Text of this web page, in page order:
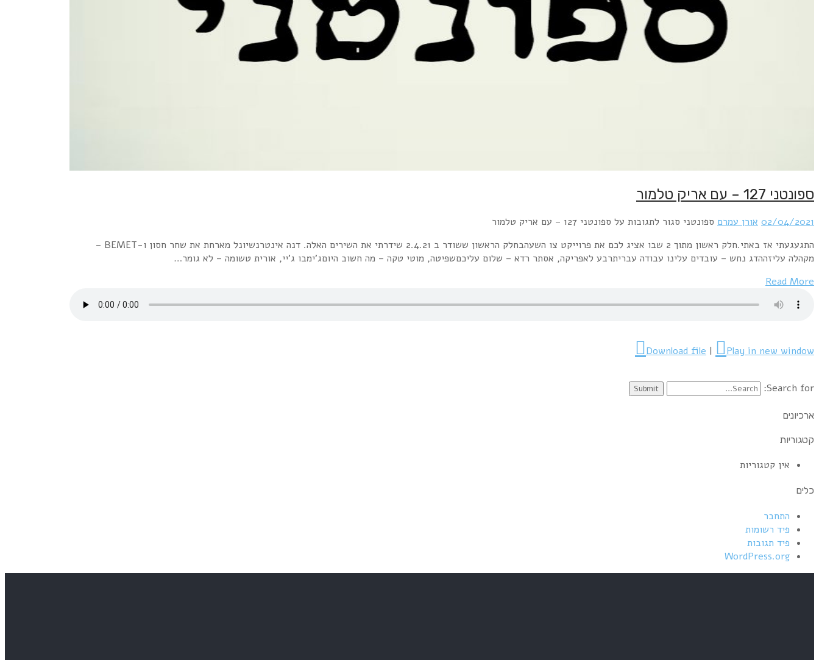
ספונטני 127 – עם אריק טלמור
02/04/2021 אורן עמרם ספונטני סגור לתגובות על ספונטני 127 – עם אריק טלמור
התגעגעתי אז באתי.חלק ראשון מתוך 2 שבו אציג לכם את פרוייקט צו השעהבחלק הראשון ששודר ב 2.4.21 שידרתי את השירים האלה. דנה אינטרנשיונל מארחת את שחר חסון ו-BEMET –
מקהלה עליזההדג נחש – עובדים עלינו עבודה עבריתרבע לאפריקה, אסתר רדא – שלום עליכםשפיטה, מוטי טקה – מה חשוב היוםג'ימבו ג'יי, אורית טשומה – לא גומר…
Read More
Download file | Play in new window
Search for:
ארכיונים
קטגוריות
אין קטגוריות
כלים
התחבר
פיד רשומות
פיד תגובות
WordPress.org